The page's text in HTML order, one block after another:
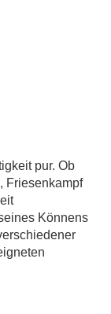
pur. Ob
Friesenkampf
Könnens